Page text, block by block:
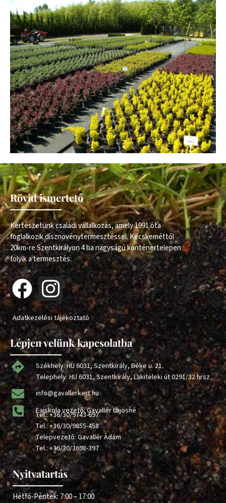
Rövid ismertető
Kertészetünk családi vállalkozás, amely 1991 óta
foglalkozik dísznövénytermesztéssel. Kecskeméttől
20km-re Szentkirályon 4 ha nagyságú konténertelepen
folyik a termesztés.
Adatkezelési tájékoztató
Lépjen velünk kapcsolatba
Székhely: HU 6031, Szentkirály, Béke u. 21.
Telephely: HU 6031, Szentkirály, Lakiteleki út 0291/32 hrsz.
info@gavallerkert.hu
Faiskola vezető: Gavallér Lajosné
Tel.:+36/30/9743-697
Tel.:+36/30/9855-458
Telepvezető: Gavallér Ádám
Tel.:+36/30/3698-397
Nyitvatartás
Hétfő-Péntek: 7:00 – 17:00